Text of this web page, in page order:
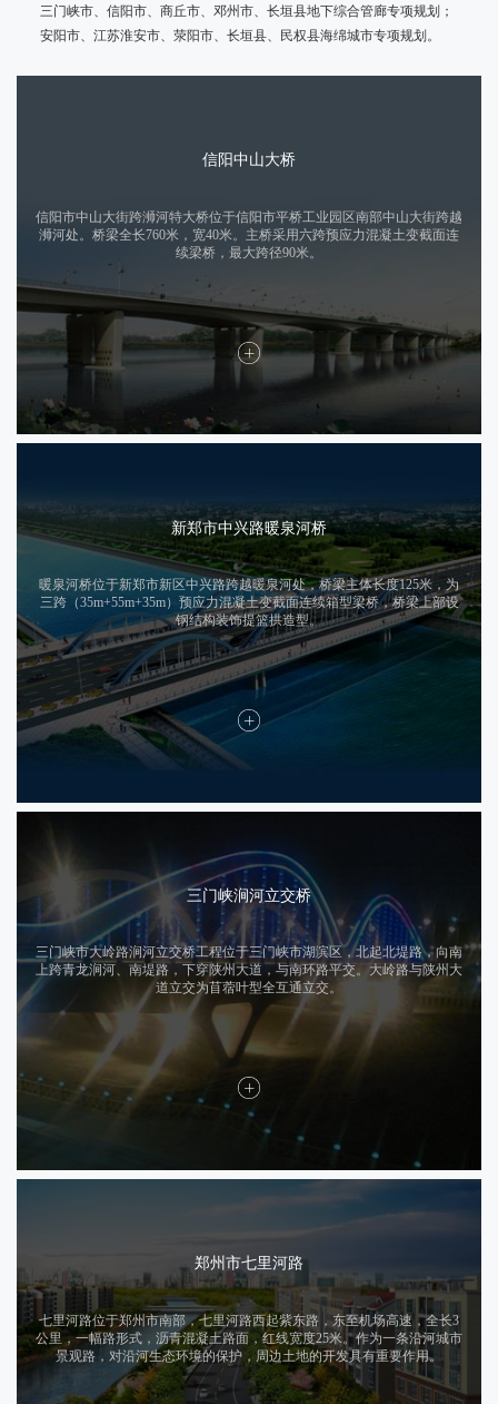
三门峡市、信阳市、商丘市、邓州市、长垣县地下综合管廊专项规划；
安阳市、江苏淮安市、荥阳市、长垣县、民权县海绵城市专项规划。
信阳中山大桥
信阳市中山大街跨浉河特大桥位于信阳市平桥工业园区南部中山大街跨越
浉河处。桥梁全长760米，宽40米。主桥采用六跨预应力混凝土变截面连
续梁桥，最大跨径90米。
新郑市中兴路暖泉河桥
暖泉河桥位于新郑市新区中兴路跨越暖泉河处，桥梁主体长度125米，为
三跨（35m+55m+35m）预应力混凝土变截面连续箱型梁桥，桥梁上部设
钢结构装饰提篮拱造型。
三门峡涧河立交桥
三门峡市大岭路涧河立交桥工程位于三门峡市湖滨区，北起北堤路，向南
上跨青龙涧河、南堤路，下穿陕州大道，与南环路平交。大岭路与陕州大
道立交为苜蓿叶型全互通立交。
郑州市七里河路
七里河路位于郑州市南部，七里河路西起紫东路，东至机场高速，全长3
公里，一幅路形式，沥青混凝土路面，红线宽度25米。作为一条沿河城市
景观路，对沿河生态环境的保护，周边土地的开发具有重要作用。